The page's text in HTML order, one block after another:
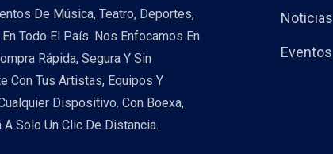
De Música, Teatro, Deportes,
Todo El País. Nos Enfocamos En
Rápida, Segura Y Sin
Con Tus Artistas, Equipos Y
Dispositivo. Con Boexa,
Solo Un Clic De Distancia.
Noticias
Eventos